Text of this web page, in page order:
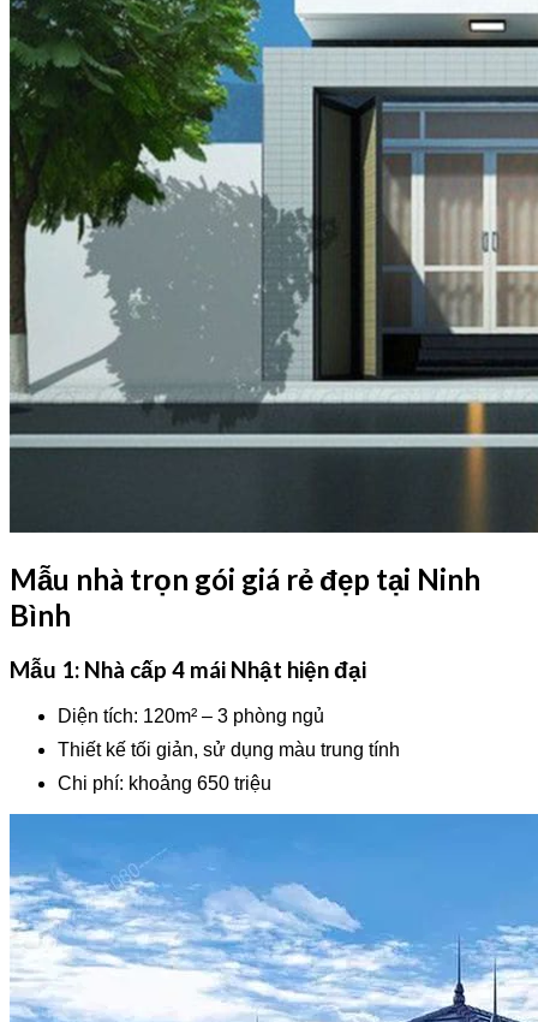
Mẫu nhà trọn gói giá rẻ đẹp tại Ninh
Bình
Mẫu 1: Nhà cấp 4 mái Nhật hiện đại
Diện tích: 120m² – 3 phòng ngủ
Thiết kế tối giản, sử dụng màu trung tính
Chi phí: khoảng 650 triệu